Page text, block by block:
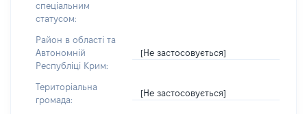
спеціальним
статусом:
Район в області та
Автономній
Республіці Крим:
[Не застосовується]
Територіальна
громада:
[Не застосовується]